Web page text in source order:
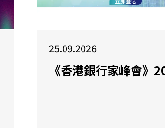
25.09.2026
《香港銀行家峰會》